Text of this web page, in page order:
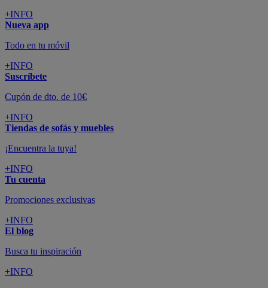
+INFO
Nueva app
Todo en tu móvil
+INFO
Suscríbete
Cupón de dto. de 10€
+INFO
Tiendas de sofás y muebles
¡Encuentra la tuya!
+INFO
Tu cuenta
Promociones exclusivas
+INFO
El blog
Busca tu inspiración
+INFO